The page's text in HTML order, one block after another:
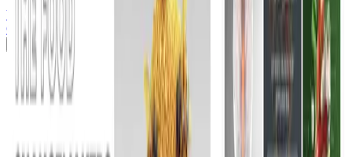
Ver todas las soluciones
Casos de éxito
Contactar
Agendar reunión
Casos de éxito